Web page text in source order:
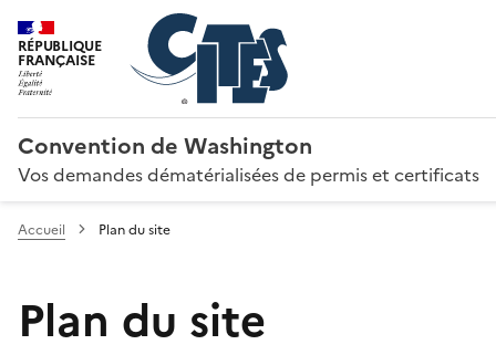
RÉPUBLIQUE
FRANÇAISE
Convention de Washington
Vos demandes dématérialisées de permis et certificats
Accueil Plan du site
Plan du site